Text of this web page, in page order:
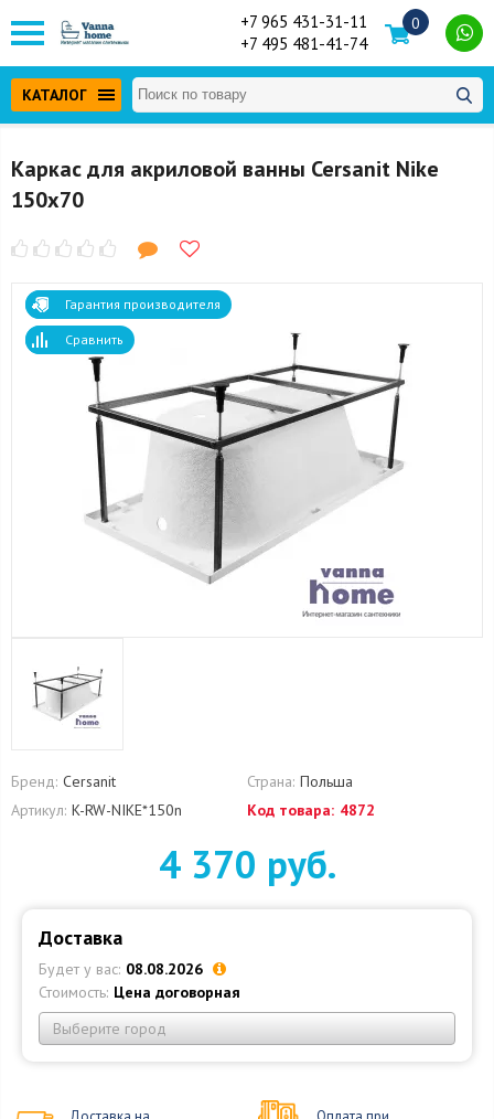
+7 965 431-31-11
+7 495 481-41-74
0
КАТАЛОГ
Каркас для акриловой ванны Cersanit Nike
150x70
Гарантия производителя
Сравнить
Бренд: Cersanit Страна: Польша
Артикул: K-RW-NIKE*150n Код товара: 4872
4 370 руб.
Доставка
Будет у вас: 08.08.2026
Стоимость: Цена договорная
Выберите город